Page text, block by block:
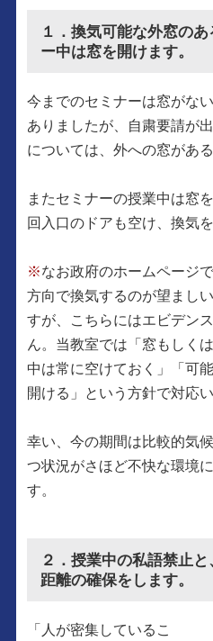
１．換気可能な外窓の
ー中は窓を開けます。
今までのセミナーは窓がな
ありましたが、自粛要請が
については、外への窓があ
またセミナーの授業中は窓
回入口のドアも空け、換気
※なお政府のホームページ
方向で換気するのが望まし
すが、こちらにはエビデン
ん。当教室では「窓もしく
中は常に空けておく」「可
開ける」という方針で対応い
幸い、今の期間は比較的気
つ状況がさほど不快な環境
す。
２．授業中の私語禁止
距離の確保をします。
「人が密集しているこ